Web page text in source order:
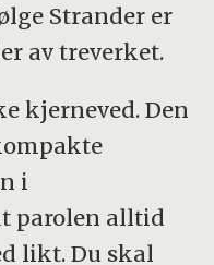
Strander er
av treverket.
kjerneved. Den
i
parolen alltid
likt. Du skal